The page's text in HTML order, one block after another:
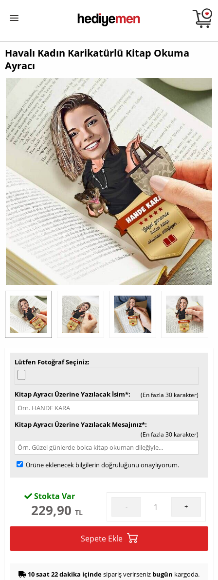
Havalı Kadın Karikatürlü Kitap Okuma
Ayracı
Lütfen Fotoğraf Seçiniz
Kitap Ayracı Üzerine Yazılacak İsim* (En fazla 30 karakter)
Kitap Ayracı Üzerine Yazılacak Mesajınız*
(En fazla 30 karakter)
Ürüne eklenecek bilgilerin doğruluğunu onaylıyorum.
Stokta Var
229,90 TL
- +
Sepete Ekle
10 saat 22 dakika içindesipariş verirseniz bugün kargoda.